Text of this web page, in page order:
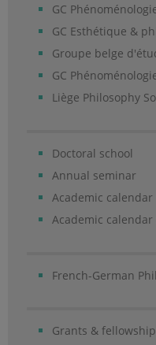
GC
GC Esthétique &
Groupe belge
GC
Liège Philosophy
Doctoral school
Annual seminar
Academic calendar
Academic calendar
French-German
Grants &